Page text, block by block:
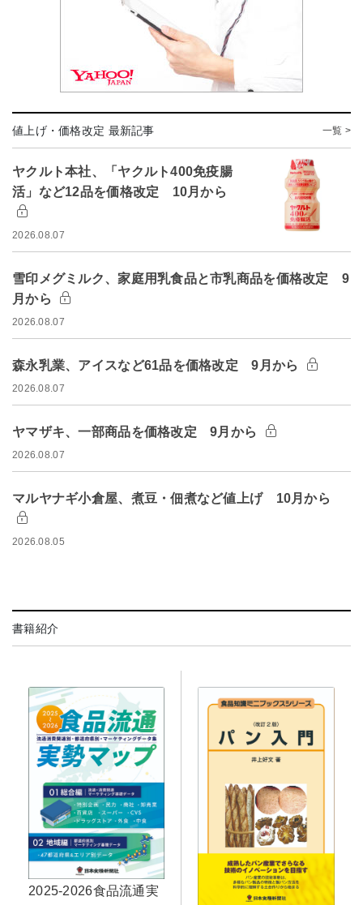
値上げ・価格改定 最新記事 一覧 >
ヤクルト本社、「ヤクルト400免疫腸
活」など12品を価格改定 10月から
2026.08.07
雪印メグミルク、家庭用乳食品と市乳商品を価格改定 9
月から
2026.08.07
森永乳業、アイスなど61品を価格改定 9月から
2026.08.07
ヤマザキ、一部商品を価格改定 9月から
2026.08.07
マルヤナギ小倉屋、煮豆・佃煮など値上げ 10月から
2026.08.05
書籍紹介
2025-2026食品流通実